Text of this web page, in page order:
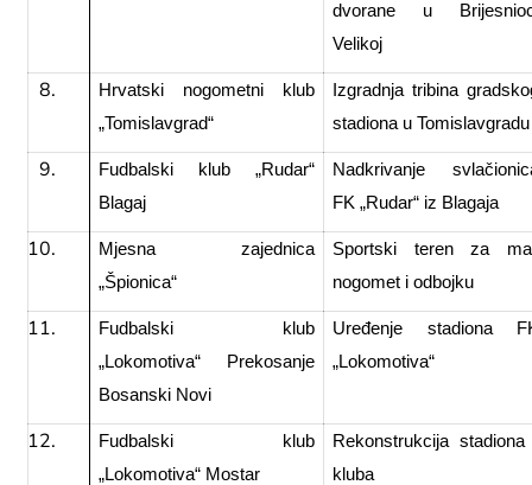
dvorane u
Velikoj
Hrvatski nogometni klub
„Tomislavgrad“
Izgradnja tribina
stadiona u Tomislavgradu
Fudbalski klub „Rudar“
Blagaj
Nadkrivanje
FK „Rudar“ iz Blagaja
Mjesna zajednica
„Špionica“
Sportski teren za
nogomet i odbojku
Fudbalski klub
„Lokomotiva“ Prekosanje
Bosanski Novi
Uređenje stadiona
„Lokomotiva“
Fudbalski klub
„Lokomotiva“ Mostar
Rekonstrukcija
kluba